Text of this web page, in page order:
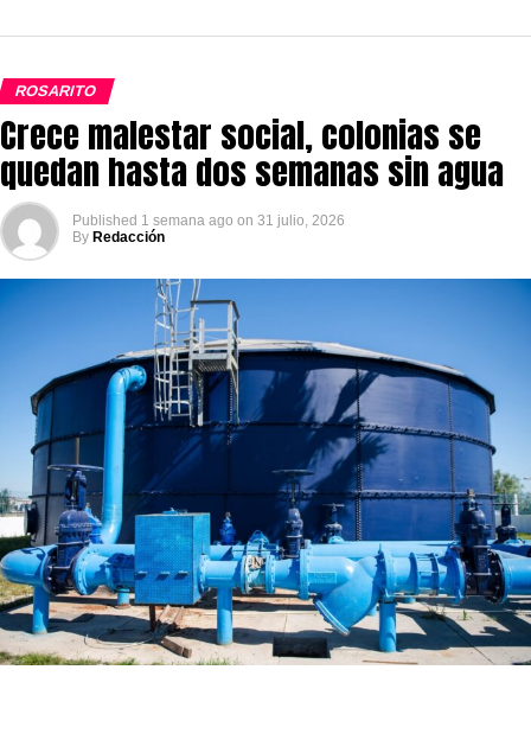
ROSARITO
Crece malestar social, colonias se
quedan hasta dos semanas sin agua
Published 1 semana ago on 31 julio, 2026
By Redacción